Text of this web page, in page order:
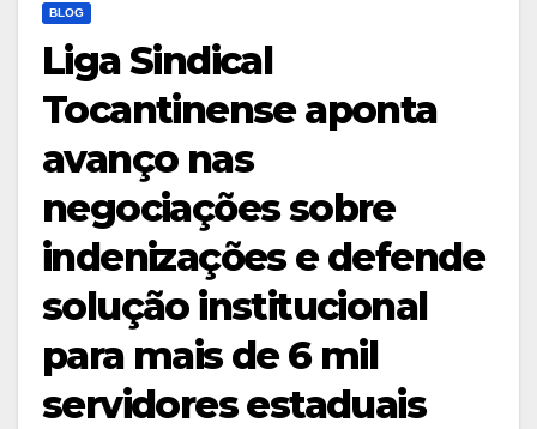
BLOG
Liga Sindical
Tocantinense aponta
avanço nas
negociações sobre
indenizações e defende
solução institucional
para mais de 6 mil
servidores estaduais